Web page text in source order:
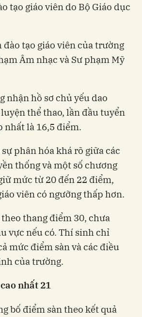
tạo giáo viên do Bộ Giáo dục
tạo giáo viên của trường
Âm nhạc và Sư phạm Mỹ
nhận hồ sơ chủ yếu dao
thể thao, lần đầu tuyển
nhất là 16,5 điểm.
phân hóa khá rõ giữa các
thống và một số chương
mức từ 20 đến 22 điểm,
viên có ngưỡng thấp hơn.
thang điểm 30, chưa
vực nếu có. Thí sinh chỉ
mức điểm sàn và các điều
của trường.
nhất 21
bố điểm sàn theo kết quả